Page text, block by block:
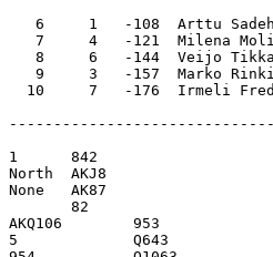
6     1   -108  Arttu
7     4   -121  Milena
8     6   -144  Veijo
9     3   -157  Marko